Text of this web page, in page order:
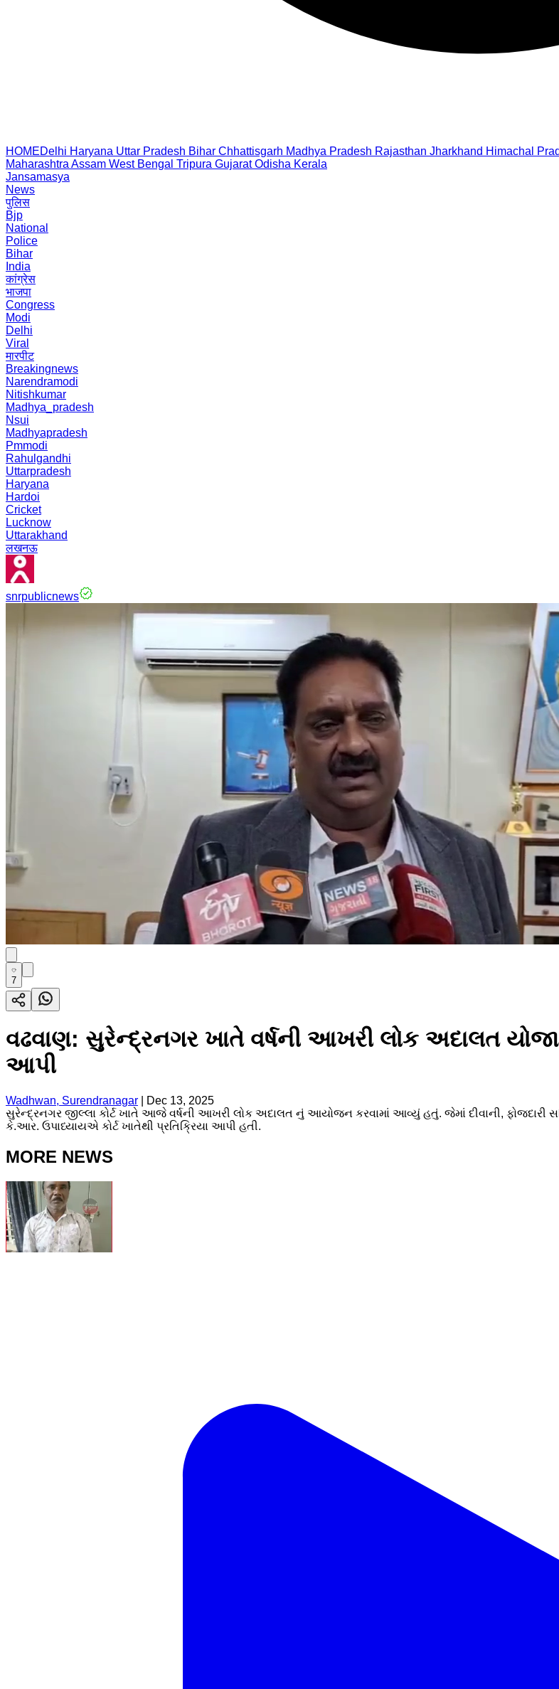
HOMEDelhi Haryana Uttar Pradesh Bihar Chhattisgarh Madhya Pradesh Rajasthan Jharkhand Himachal
Maharashtra Assam West Bengal Tripura Gujarat Odisha Kerala
Jansamasya
News
पुलिस
Bjp
National
Police
Bihar
India
कांग्रेस
भाजपा
Congress
Modi
Delhi
Viral
मारपीट
Breakingnews
Narendramodi
Nitishkumar
Madhya_pradesh
Nsui
Madhyapradesh
Pmmodi
Rahulgandhi
Uttarpradesh
Haryana
Hardoi
Cricket
Lucknow
Uttarakhand
लखनऊ
snrpublicnews
7
વઢવાણ: સુરેન્દ્રનગર ખાતે વર્ષની આખરી લોક અદાલત
આપી
Wadhwan, Surendranagar
Dec 13, 2025
સુરેન્દ્રનગર જીલ્લા કોર્ટ ખાતે આજે વર્ષની આખરી લોક અદાલત નું આયોજન કરવામાં આવ્યું હતું. જેમાં દીવાની,
કે.આર. ઉપાધ્યાયએ કોર્ટ ખાતેથી પ્રતિક્રિયા આપી હતી.
MORE NEWS